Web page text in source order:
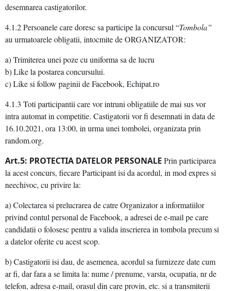
desemnarea castigatorilor.
4.1.2 Persoanele care doresc sa participe la concursul “Tombola”
au urmatoarele obligatii, intocmite de ORGANIZATOR:
a) Trimiterea unei poze cu uniforma sa de lucru
b) Like la postarea concursului.
c) Like si follow paginii de Facebook, Echipat.ro
4.1.3 Toti participantii care vor intruni obligatiile de mai sus vor
intra automat in competitie. Castigatorii vor fi desemnati in data de
16.10.2021, ora 13:00, in urma unei tombolei, organizata prin
random.org.
Art.5: PROTECTIA DATELOR PERSONALE Prin participarea
la acest concurs, fiecare Participant isi da acordul, in mod expres si
neechivoc, cu privire la:
a) Colectarea si prelucrarea de catre Organizator a informatiilor
privind contul personal de Facebook, a adresei de e-mail pe care
candidatii o folosesc pentru a valida inscrierea in tombola precum si
a datelor oferite cu acest scop.
b) Castigatorii isi dau, de asemenea, acordul sa furnizeze date cum
ar fi, dar fara a se limita la: nume / prenume, varsta, ocupatia, nr de
telefon, adresa e-mail, orasul din care provin, etc. si a transmiterii